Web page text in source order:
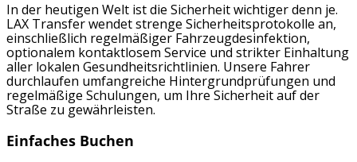
In der heutigen Welt ist die Sicherheit wichtiger denn je.
LAX Transfer wendet strenge Sicherheitsprotokolle an,
einschließlich regelmäßiger Fahrzeugdesinfektion,
optionalem kontaktlosem Service und strikter Einhaltung
aller lokalen Gesundheitsrichtlinien. Unsere Fahrer
durchlaufen umfangreiche Hintergrundprüfungen und
regelmäßige Schulungen, um Ihre Sicherheit auf der
Straße zu gewährleisten.
Einfaches Buchen